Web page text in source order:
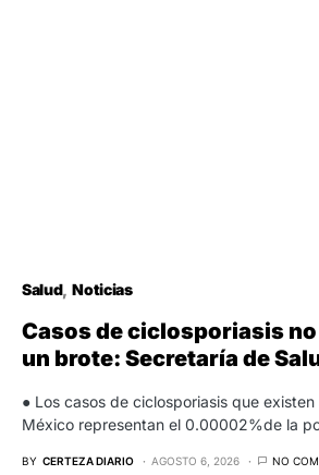
Salud Noticias
Casos de ciclosporiasis
un brote: Secretaría de
● Los casos de ciclosporiasis que
México representan el 0.00002%de la
BY CERTEZA DIARIO AGOSTO 6, 2026 NO